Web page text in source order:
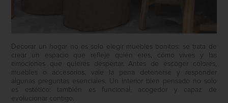
Decorar un hogar no es solo elegir muebles bonitos: se trata de
crear un espacio que refleje quién eres, cómo vives y las
emociones que quieres despertar. Antes de escoger colores,
muebles o accesorios, vale la pena detenerse y responder
algunas preguntas esenciales. Un interior bien pensado no solo
es estético: también es funcional, acogedor y capaz de
evolucionar contigo.